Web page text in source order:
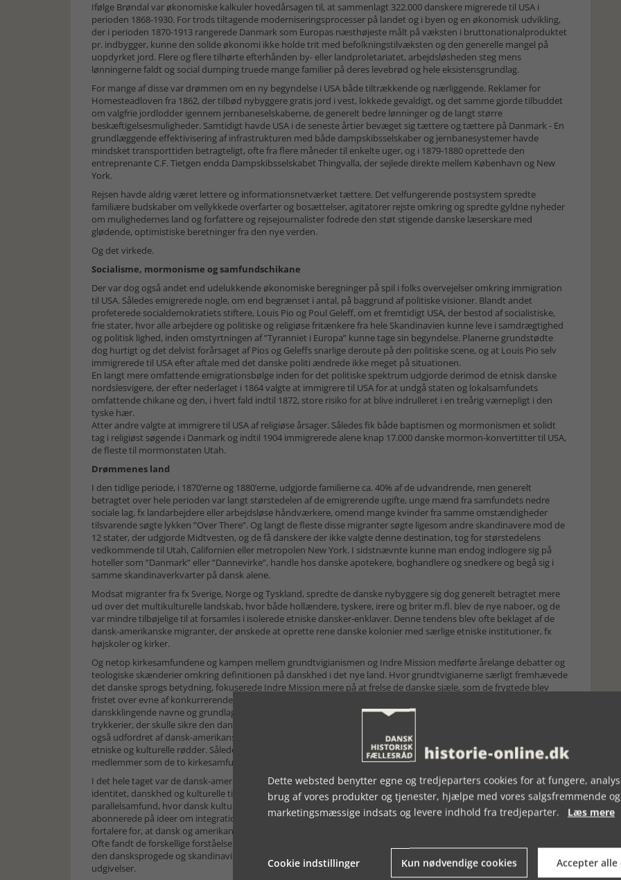
Ifølge Brøndal var økonomiske kalkuler hovedårsagen til, at sammenlagt 322.000 danskere migrerede til USA i
perioden 1868-1930. For trods tiltagende moderniseringsprocesser på landet og i byen og en økonomisk udvikling,
der i perioden 1870-1913 rangerede Danmark som Europas næsthøjeste målt på væksten i bruttonationalproduktet
pr. indbygger, kunne den solide økonomi ikke holde trit med befolkningstilvæksten og den generelle mangel på
uopdyrket jord. Flere og flere tilhørte efterhånden by- eller landproletariatet, arbejdsløsheden steg mens
lønningerne faldt og social dumping truede mange familier på deres levebrød og hele eksistensgrundlag.
For mange af disse var drømmen om en ny begyndelse i USA både tiltrækkende og nærliggende. Reklamer for
Homesteadloven fra 1862, der tilbød nybyggere gratis jord i vest, lokkede gevaldigt, og det samme gjorde tilbuddet
om valgfrie jordlodder igennem jernbaneselskaberne, de generelt bedre lønninger og de langt større
beskæftigelsesmuligheder. Samtidigt havde USA i de seneste årtier bevæget sig tættere og tættere på Danmark - En
grundlæggende effektivisering af infrastrukturen med både dampskibsselskaber og jernbanesystemer havde
mindsket transporttiden betragteligt, ofte fra flere måneder til enkelte uger, og i 1879-1880 oprettede den
entreprenante C.F. Tietgen endda Dampskibsselskabet Thingvalla, der sejlede direkte mellem København og New
York.
Rejsen havde aldrig været lettere og informationsnetværket tættere. Det velfungerende postsystem spredte
familiære budskaber om vellykkede overfarter og bosættelser, agitatorer rejste omkring og spredte gyldne nyheder
om mulighedernes land og forfattere og rejsejournalister fodrede den støt stigende danske læserskare med
glødende, optimistiske beretninger fra den nye verden.
Og det virkede.
Socialisme, mormonisme og samfundschikane
Der var dog også andet end udelukkende økonomiske beregninger på spil i folks overvejelser omkring immigration
til USA. Således emigrerede nogle, om end begrænset i antal, på baggrund af politiske visioner. Blandt andet
profeterede socialdemokratiets stiftere, Louis Pio og Poul Geleff, om et fremtidigt USA, der bestod af socialistiske,
frie stater, hvor alle arbejdere og politiske og religiøse fritænkere fra hele Skandinavien kunne leve i samdrægtighed
og politisk lighed, inden omstyrtningen af ”Tyranniet i Europa” kunne tage sin begyndelse. Planerne grundstødte
dog hurtigt og det delvist forårsaget af Pios og Geleffs snarlige deroute på den politiske scene, og at Louis Pio selv
immigrerede til USA efter aftale med det danske politi ændrede ikke meget på situationen.
En langt mere omfattende emigrationsbølge inden for det politiske spektrum udgjorde derimod de etnisk danske
nordslesvigere, der efter nederlaget i 1864 valgte at immigrere til USA for at undgå staten og lokalsamfundets
omfattende chikane og den, i hvert fald indtil 1872, store risiko for at blive indrulleret i en treårig værnepligt i den
tyske hær.
Atter andre valgte at immigrere til USA af religiøse årsager. Således fik både baptismen og mormonismen et solidt
tag i religiøst søgende i Danmark og indtil 1904 immigrerede alene knap 17.000 danske mormon-konvertitter til USA,
de fleste til mormonstaten Utah.
Drømmenes land
I den tidlige periode, i 1870’erne og 1880’erne, udgjorde familierne ca. 40% af de udvandrende, men generelt
betragtet over hele perioden var langt størstedelen af de emigrerende ugifte, unge mænd fra samfundets nedre
sociale lag, fx landarbejdere eller arbejdsløse håndværkere, omend mange kvinder fra samme omstændigheder
tilsvarende søgte lykken ”Over There”. Og langt de fleste disse migranter søgte ligesom andre skandinavere mod de
12 stater, der udgjorde Midtvesten, og de få danskere der ikke valgte denne destination, tog for størstedelens
vedkommende til Utah, Californien eller metropolen New York. I sidstnævnte kunne man endog indlogere sig på
hoteller som ”Danmark” eller ”Dannevirke”, handle hos danske apotekere, boghandlere og snedkere og begå sig i
samme skandinaverkvarter på dansk alene.
Modsat migranter fra fx Sverige, Norge og Tyskland, spredte de danske nybyggere sig dog generelt betragtet mere
ud over det multikulturelle landskab, hvor både hollændere, tyskere, irere og briter m.fl. blev de nye naboer, og de
var mindre tilbøjelige til at forsamles i isolerede etniske dansker-enklaver. Denne tendens blev ofte beklaget af de
dansk-amerikanske migranter, der ønskede at oprette rene danske kolonier med særlige etniske institutioner, fx
højskoler og kirker.
Og netop kirkesamfundene og kampen mellem grundtvigianismen og Indre Mission medførte årelange debatter og
teologiske skænderier omkring definitionen på danskhed i det nye land. Hvor grundtvigianerne særligt fremhævede
det danske sprogs betydning, fokuserede Indre Mission mere på at frelse de danske sjæle, som de frygtede blev
fristet over evne af konkurrerende amerikanske religiøse tilbud. Begge retninger anlagde egne kolonier med
danskklingende navne og grundlagde en række institutioner, fx forsamlingshuse, kirker, højskoler, præsteskoler og
trykkerier, der skulle sikre den danske kultur og cementere den rigtige religiøse opfattelse. Begge retninger blev dog
også udfordret af dansk-amerikanske loger, der på samme vis appellerede til de dansk-amerikanske migranternes
etniske og kulturelle rødder. Således havde fx Det danske Brodersamfund i perioden 1900-1910 ligeså mange
medlemmer som de to kirkesamfund.
I det hele taget var de dansk-amerikanske migrantsamfund en blandet forsamling af forskellige forståelser af
identitet, danskhed og kulturelle tilhørsforhold. Nogle ønskede at oprette, med nutidens sprogbrug, deciderede
parallelsamfund, hvor dansk kultur, dansk sprog og danske ”værdier” var toneangivende, mens andre i højere grad
abonnerede på ideer om integration eller direkte assimilation i det amerikanske samfund, mens atter andre var
fortalere for, at dansk og amerikansk identitet sagtens kunne sameksistere i en form for fleksibel bindestregskultur.
Ofte fandt de forskellige forståelser klangbund i både kirkerne, logerne og uddannelsesinstitutionerne men også i
den dansksprogede og skandinaviske presse, der på sit højdepunkt i 1910 talte omkring 128 forskellige, samtidige
udgivelser.
Dette websted benytter egne og tredjeparters cookies for at fungere,
brug af vores produkter og tjenester, hjælpe med vores salgsfremmende og
marketingsmæssige indsats og levere indhold fra tredjeparter. Læs mere
Cookie indstillinger Kun nødvendige cookies Accepter alle